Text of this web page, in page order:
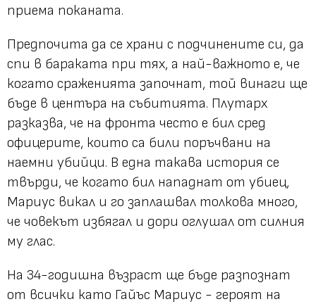
приема поканата.
Предпочита да се храни с подчинените си, да
спи в бараката при тях, а най-важното е, че
когато сраженията започнат, той винаги ще
бъде в центъра на събитията. Плутарх
разказва, че на фронта често е бил сред
офицерите, които са били поръчвани на
наемни убийци. В една такава история се
твърди, че когато бил нападнат от убиец,
Мариус викал и го заплашвал толкова много,
че човекът избягал и дори оглушал от силния
му глас.
На 34-годишна възраст ще бъде разпознат
от всички като Гайъс Мариус - героят на